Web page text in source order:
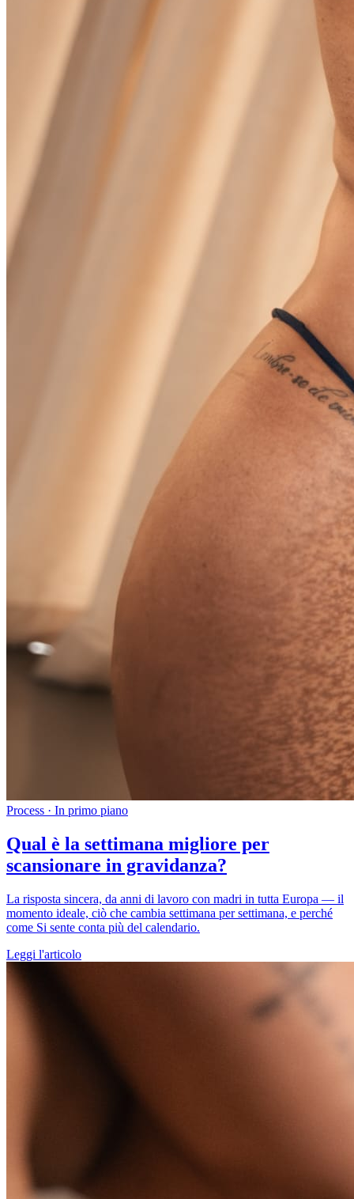
Process · In primo piano
Qual è la settimana migliore per
scansionare in gravidanza?
La risposta sincera, da anni di lavoro con madri in tutta Europa — il
momento ideale, ciò che cambia settimana per settimana, e perché
come Si sente conta più del calendario.
Leggi l'articolo